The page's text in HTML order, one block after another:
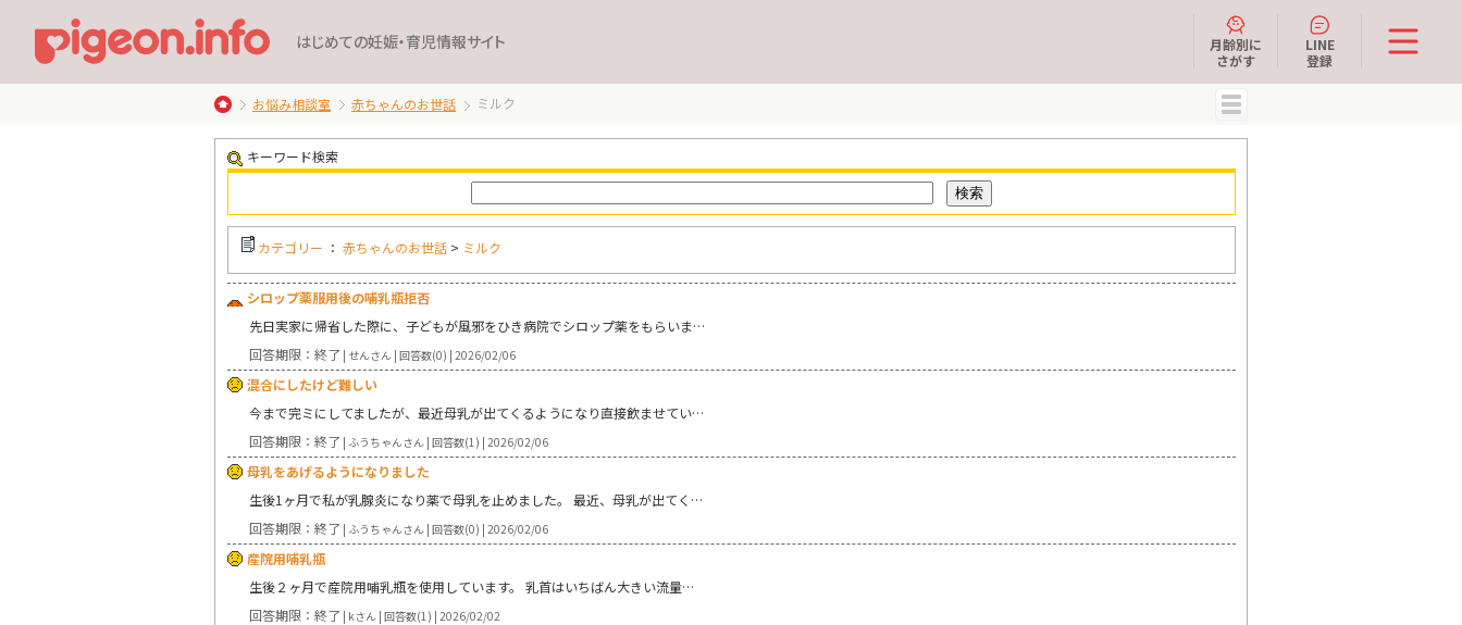
はじめての妊娠・育児情報サイト
月齢別に
さがす
LINE
登録
MENU
お悩み相談室 赤ちゃんのお世話 ミルク
キーワード検索
カテゴリー ： 赤ちゃんのお世話 > ミルク
シロップ薬服用後の哺乳瓶拒否
先日実家に帰省した際に、子どもが風邪をひき病院でシロップ薬をもらいま…
回答期限：終了 | せんさん | 回答数(0) | 2026/02/06
混合にしたけど難しい
今まで完ミにしてましたが、最近母乳が出てくるようになり直接飲ませてい…
回答期限：終了 | ふうちゃんさん | 回答数(1) | 2026/02/06
母乳をあげるようになりました
生後1ヶ月で私が乳腺炎になり薬で母乳を止めました。 最近、母乳が出てく…
回答期限：終了 | ふうちゃんさん | 回答数(0) | 2026/02/06
産院用哺乳瓶
生後２ヶ月で産院用哺乳瓶を使用しています。 乳首はいちばん大きい流量…
回答期限：終了 | kさん | 回答数(1) | 2026/02/02